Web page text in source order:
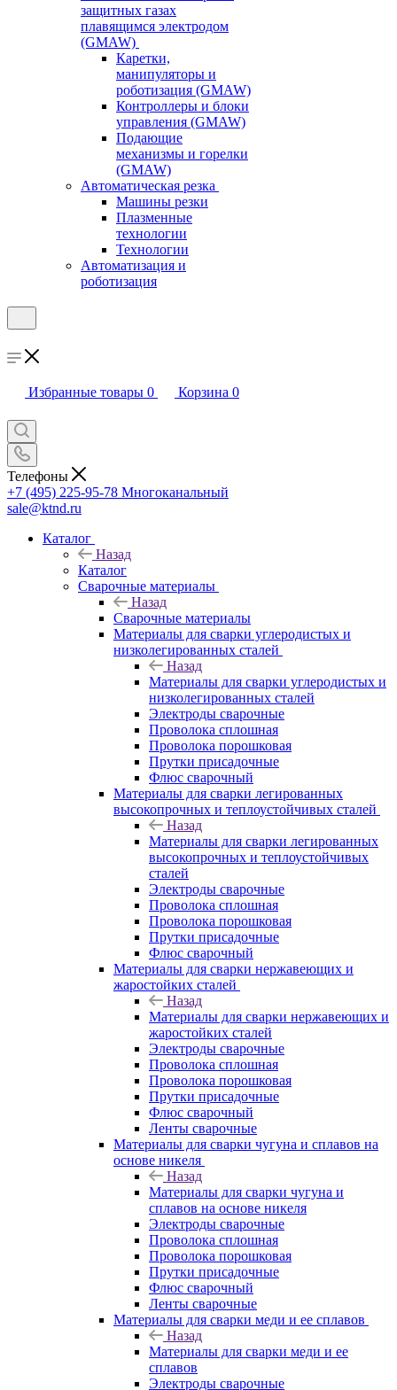
защитных газах
плавящимся электродом
(GMAW)
Каретки,
манипуляторы и
роботизация (GMAW)
Контроллеры и блоки
управления (GMAW)
Подающие
механизмы и горелки
(GMAW)
Автоматическая резка
Машины резки
Плазменные
технологии
Технологии
Автоматизация и
роботизация
Избранные товары 0 Корзина 0
Телефоны
+7 (495) 225-95-78 Многоканальный
sale@ktnd.ru
Каталог
Назад
Каталог
Сварочные материалы
Назад
Сварочные материалы
Материалы для сварки углеродистых и
низколегированных сталей
Назад
Материалы для сварки углеродистых и
низколегированных сталей
Электроды сварочные
Проволока сплошная
Проволока порошковая
Прутки присадочные
Флюс сварочный
Материалы для сварки легированных
высокопрочных и теплоустойчивых сталей
Назад
Материалы для сварки легированных
высокопрочных и теплоустойчивых
сталей
Электроды сварочные
Проволока сплошная
Проволока порошковая
Прутки присадочные
Флюс сварочный
Материалы для сварки нержавеющих и
жаростойких сталей
Назад
Материалы для сварки нержавеющих и
жаростойких сталей
Электроды сварочные
Проволока сплошная
Проволока порошковая
Прутки присадочные
Флюс сварочный
Ленты сварочные
Материалы для сварки чугуна и сплавов на
основе никеля
Назад
Материалы для сварки чугуна и
сплавов на основе никеля
Электроды сварочные
Проволока сплошная
Проволока порошковая
Прутки присадочные
Флюс сварочный
Ленты сварочные
Материалы для сварки меди и ее сплавов
Назад
Материалы для сварки меди и ее
сплавов
Электроды сварочные